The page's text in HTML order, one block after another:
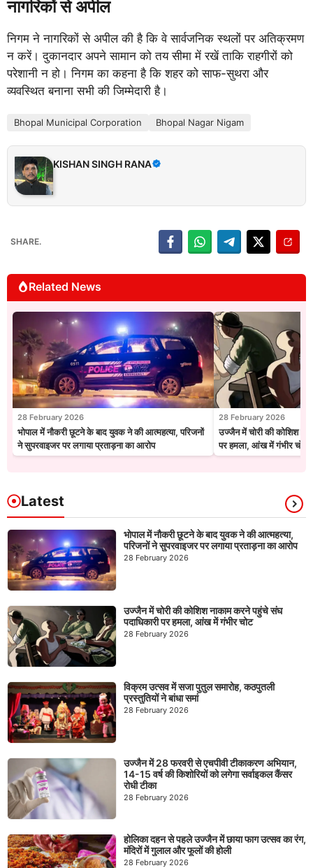
नागरिकों से अपील
निगम ने नागरिकों से अपील की है कि वे सार्वजनिक स्थलों पर अतिक्रमण
न करें। दुकानदार अपने सामान को तय सीमा में रखें ताकि राहगीरों को
परेशानी न हो। निगम का कहना है कि शहर को साफ-सुथरा और
व्यवस्थित बनाना सभी की जिम्मेदारी है।
Bhopal Municipal Corporation Bhopal Nagar Nigam
KISHAN SINGH RANA
SHARE.
Related News
28 February 2026
भोपाल में नौकरी छूटने के बाद युवक ने की आत्महत्या, परिजनों
ने सुपरवाइजर पर लगाया प्रताड़ना का आरोप
28 February 2026
उज्जैन में चोरी की कोशिश
पर हमला, आंख में गंभीर चोट
Latest
भोपाल में नौकरी छूटने के बाद युवक ने की आत्महत्या,
परिजनों ने सुपरवाइजर पर लगाया प्रताड़ना का आरोप
28 February 2026
उज्जैन में चोरी की कोशिश नाकाम करने पहुंचे संघ
पदाधिकारी पर हमला, आंख में गंभीर चोट
28 February 2026
विक्रम उत्सव में सजा पुतुल समारोह, कठपुतली
प्रस्तुतियों ने बांधा समां
28 February 2026
उज्जैन में 28 फरवरी से एचपीवी टीकाकरण अभियान,
14-15 वर्ष की किशोरियों को लगेगा सर्वाइकल कैंसर
रोधी टीका
28 February 2026
होलिका दहन से पहले उज्जैन में छाया फाग उत्सव का रंग,
मंदिरों में गुलाल और फूलों की होली
28 February 2026